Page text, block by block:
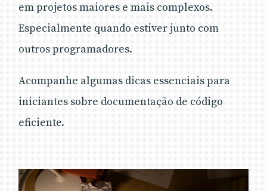
em projetos maiores e mais complexos.
Especialmente quando estiver junto com
outros programadores.
Acompanhe algumas dicas essenciais para
iniciantes sobre documentação de código
eficiente.